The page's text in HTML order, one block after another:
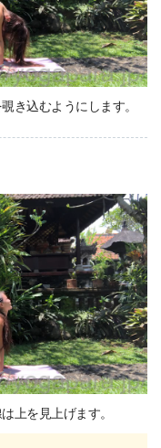
き込むようにします。
上を見上げます。